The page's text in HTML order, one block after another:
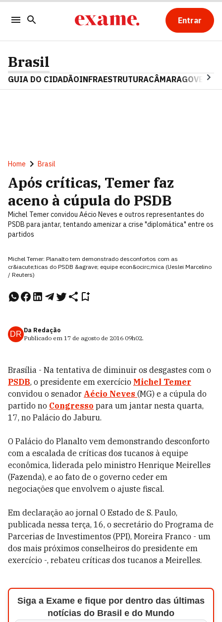
Entrar
Brasil
GUIA DO CIDADÃOINFRAESTRUTURACÂMARAGOVERNO
Home Brasil
Após críticas, Temer faz
aceno à cúpula do PSDB
Michel Temer convidou Aécio Neves e outros representantes do
PSDB para jantar, tentando amenizar a crise "diplomática" entre os
partidos
Michel Temer: Planalto tem demonstrado desconfortos com as
cr&iacute;ticas do PSDB &agrave; equipe econ&ocirc;mica (Ueslei Marcelino
/ Reuters)
DR Da Redação
Publicado em 17 de agosto de 2016 09h02.
Brasília - Na tentativa de diminuir os desgastes com o
PSDB, o presidente em exercício Michel Temer
convidou o senador Aécio Neves (MG) e a cúpula do
partido no Congresso para um jantar nesta quarta,
17, no Palácio do Jaburu.
O Palácio do Planalto vem demonstrando desconforto
com a escalada de críticas dos tucanos à equipe
econômica, liderada pelo ministro Henrique Meirelles
(Fazenda), e ao fato de o governo ceder em
negociações que envolvem o ajuste fiscal.
Em declaração ao jornal O Estado de S. Paulo,
publicada nessa terça, 16, o secretário do Programa de
Parcerias de Investimentos (PPI), Moreira Franco - um
dos mais próximos conselheiros do presidente em
exercício -, rebateu críticas dos tucanos a Meirelles.
Siga a Exame e fique por dentro das últimas
notícias do Brasil e do Mundo